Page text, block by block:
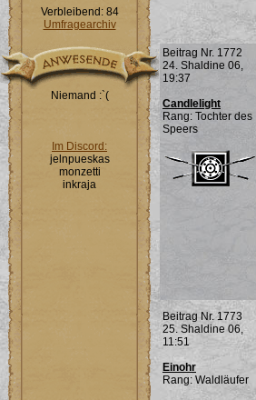
Verbleibend: 84
Umfragearchiv
Niemand :`(
Im Discord:
jelnpueskas
monzetti
inkraja
Beitrag Nr. 1772
24. Shaldine 06,
19:37
Candlelight
Rang: Tochter des
Speers
Beitrag Nr. 1773
25. Shaldine 06,
11:51
Einohr
Rang: Waldläufer